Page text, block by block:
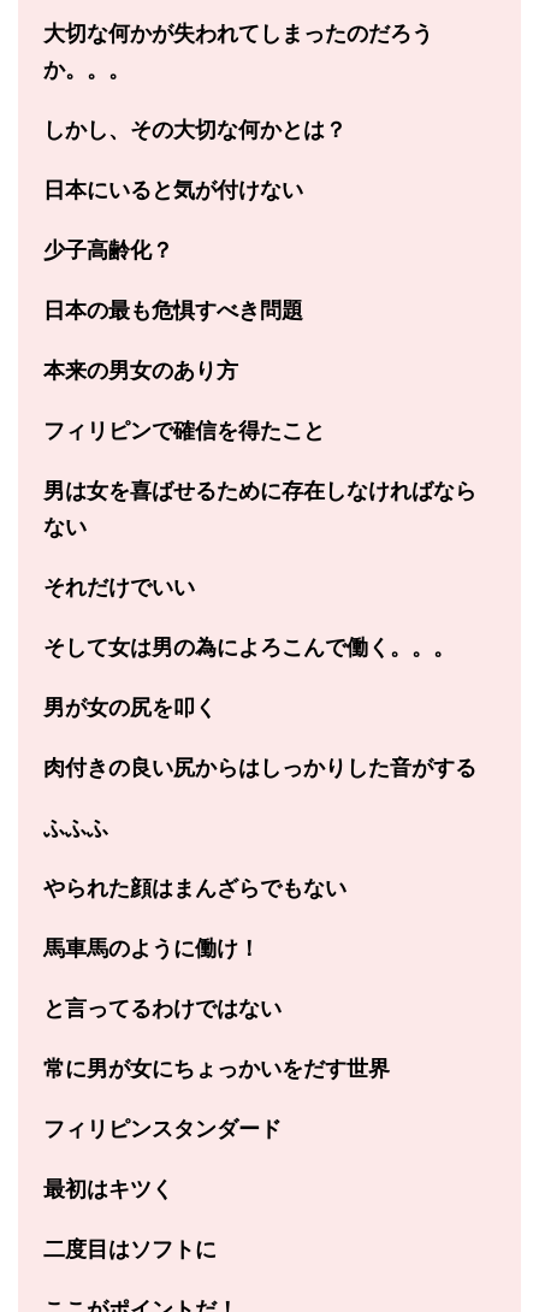
大切な何かが失われてしまったのだろう
か。。。
しかし、その大切な何かとは？
日本にいると気が付けない
少子高齢化？
日本の最も危惧すべき問題
本来の男女のあり方
フィリピンで確信を得たこと
男は女を喜ばせるために存在しなければなら
ない
それだけでいい
そして女は男の為によろこんで働く。。。
男が女の尻を叩く
肉付きの良い尻からは しっかりした音がする
ふふふ
やられた顔はまんざらでもない
馬車馬のように働け！
と言ってるわけではない
常に男が女にちょっかいをだす世界
フィリピンスタンダード
最初はキツく
二度目はソフトに